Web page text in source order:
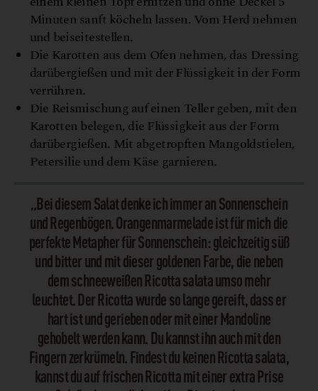
Minuten sanft köcheln lassen. Vom Herd nehmen
und beiseitestellen.
Die Karotten aus dem Ofen nehmen, das Dressing
darübergießen und mit der Flüssigkeit in der Form
verrühren.
Die Reismischung auf einen Teller geben, mit den
Karotten belegen, die Flüssigkeit aus der Form
darübergießen. Mit abgetropften Mangoldstielen,
Petersilie und dem Käse garnieren.
„Bei diesem Salat denke ich immer an Sonnenschein
und Regenbögen. Orangenmarmelade ist für mich die
perfekte Metapher für Sonnenschein: gleichzeitig süß
und bitter und mit dieser goldenen Farbe, die neben
dem schneeweißen Ricotta salata umso mehr
leuchtet. Der Ricotta wurde so lange gereift, dass er
hart ist und gerieben oder mit einer Mandoline
gehobelt werden kann. Du kannst ihn auch mit den
Fingern zerkrümeln. Findest du keinen Ricotta salata,
kannst du auf frischen Ricotta mit einer extra Prise